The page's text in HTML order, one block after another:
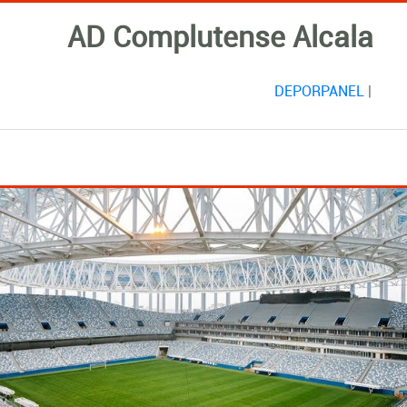
AD Complutense Alcala
DEPORPANEL|